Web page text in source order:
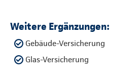
Weitere Ergänzungen:
Gebäude-Versicherung
Glas-Versicherung